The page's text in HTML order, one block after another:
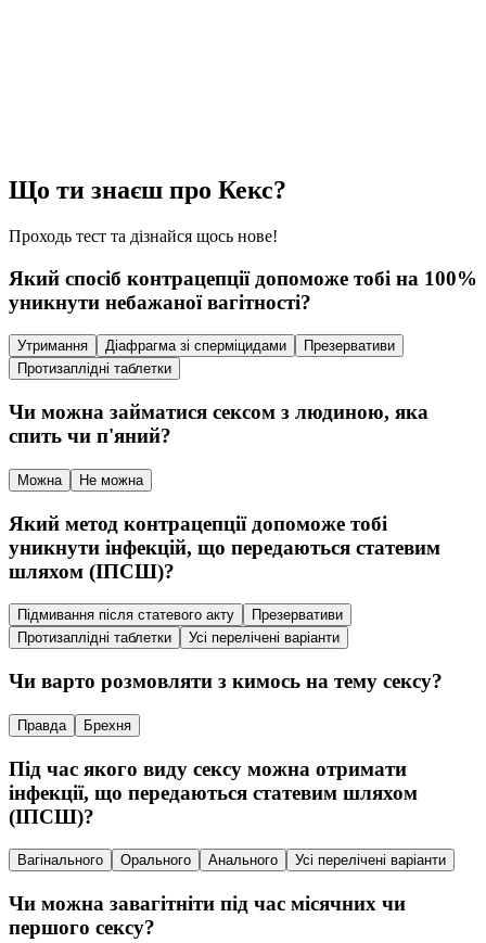
Що ти знаєш про Кекс?
Проходь тест та дізнайся щось нове!
Який спосіб контрацепції допоможе тобі на 100%
уникнути небажаної вагітності?
Утримання Діафрагма зі сперміцидами
Презервативи
Протизаплідні таблетки
Чи можна займатися сексом з людиною, яка
спить чи п'яний?
Можна Не можна
Який метод контрацепції допоможе тобі
уникнути інфекцій, що передаються статевим
шляхом (ІПСШ)?
Підмивання після статевого акту
Презервативи
Протизаплідні таблетки
Усі перелічені варіанти
Чи варто розмовляти з кимось на тему сексу?
Правда Брехня
Під час якого виду сексу можна отримати
інфекції, що передаються статевим шляхом
(ІПСШ)?
Вагінального Орального Анального Усі перелічені варіанти
Чи можна завагітніти під час місячних чи
першого сексу?